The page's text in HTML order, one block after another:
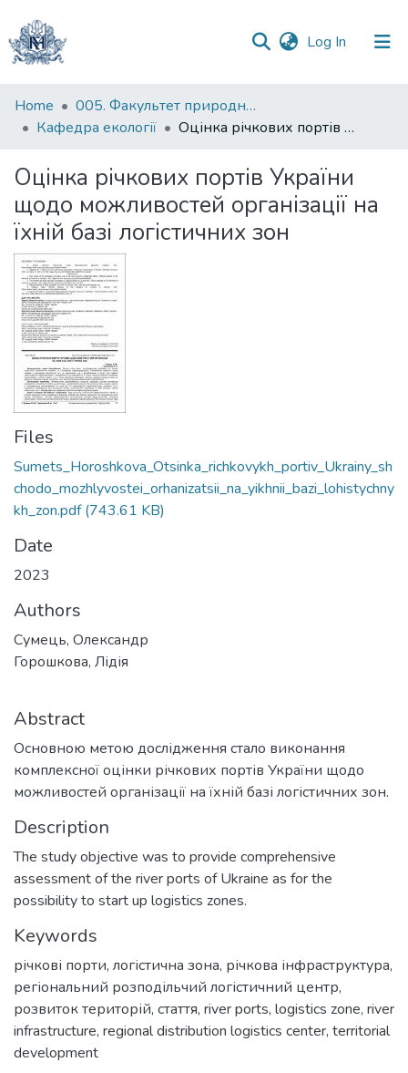
Log In (current)
Communities
&
All of DSpace
Statistics
Home
005. Факультет природничих наук
Кафедра екології
Оцінка річкових портів України щодо можливостей організації на їхній базі логістичних зон
Оцінка річкових портів України
щодо можливостей організації на
їхній базі логістичних зон
Files
Sumets_Horoshkova_Otsinka_richkovykh_portiv_Ukrainy_sh
chodo_mozhlyvostei_orhanizatsii_na_yikhnii_bazi_lohistychny
kh_zon.pdf(743.61 KB)
Date
2023
Authors
Сумець, Олександр
Горошкова, Лідія
Abstract
Основною метою дослідження стало виконання
комплексної оцінки річкових портів України щодо
можливостей організації на їхній базі логістичних зон.
Description
The study objective was to provide comprehensive
assessment of the river ports of Ukraine as for the
possibility to start up logistics zones.
Keywords
річкові порти, логістична зона, річкова інфраструктура,
регіональний розподільчий логістичний центр,
розвиток територій, стаття, river ports, logistics zone, river
infrastructure, regional distribution logistics center, territorial
development